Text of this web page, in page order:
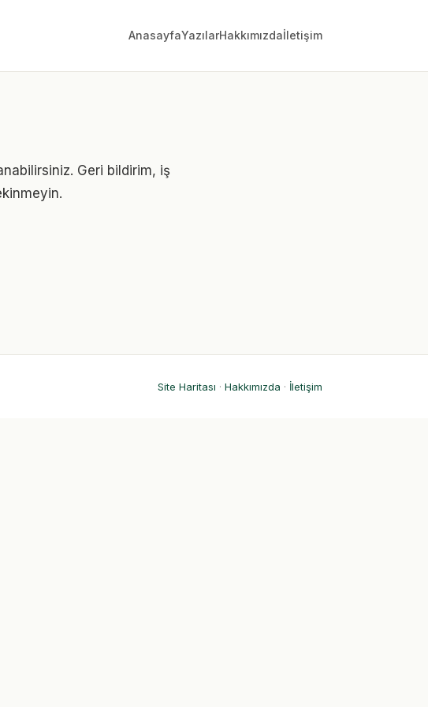
AnasayfaYazılarHakkımızdaİletişim
Geri bildirim, iş
Site Haritası · Hakkımızda · İletişim